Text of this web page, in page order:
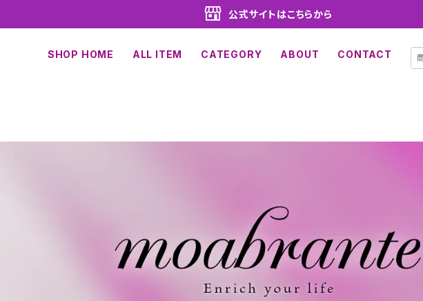
公式サイトはこちらから
SHOP HOME ALL ITEM CATEGORY ABOUT CONTACT